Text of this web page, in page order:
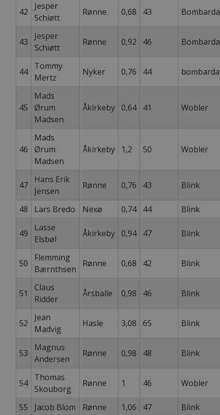
42
Jesper
Schiøtt
Rønne 0,68 43 Bombarda
43
Jesper
Schiøtt
Rønne 0,92 46 Bombarda
44
Tommy
Mertz
Nyker 0,76 44 bombarda
45
Mads
Ørum
Madsen
Åkirkeby 0,64 41 Wobler
46
Mads
Ørum
Madsen
Åkirkeby 1,2 50 Wobler
47
Hans Erik
Jensen
Rønne 0,76 43 Blink
48 Lars Bredo Nexø 0,74 44 Blink
49
Lasse
Elsbøl
Åkirkeby 0,94 47 Blink
50
Flemming
Bærnthsen
Rønne 0,68 42 Blink
51
Claus
Ridder
Årsballe 0,98 46 Blink
52
Jean
Madvig
Hasle 3,08 65 Blink
53
Magnus
Andersen
Rønne 0,98 48 Blink
54
Thomas
Skouborg
Rønne 1 46 Wobler
55 Jacob Blom Rønne 1,06 47
Blink